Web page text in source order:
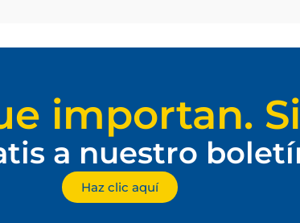
importan.
a nuestro
Haz clic aquí